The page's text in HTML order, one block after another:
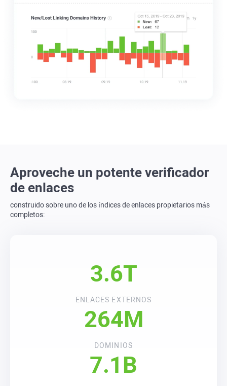
Aproveche un potente verificador
de enlaces
construido sobre uno de los índices de enlaces propietarios más
completos:
3.6T
ENLACES EXTERNOS
264M
DOMINIOS
7.1B